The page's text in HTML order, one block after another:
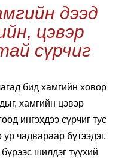
дээд
цэвэр
сүрчиг
бид хамгийн ховор
хамгийн цэвэр
ингэхдээ сүрчиг тус
чадвараар бүтээдэг.
шилдэг түүхий